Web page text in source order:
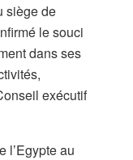
siège de
le souci
dans ses
exécutif
l’Egypte au